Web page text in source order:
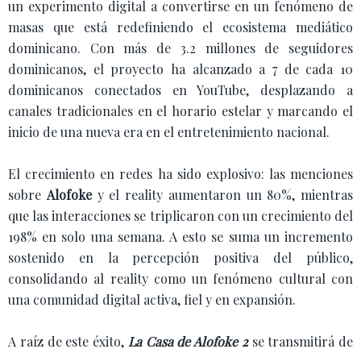
un experimento digital a convertirse en un fenómeno de
masas que está redefiniendo el ecosistema mediático
dominicano. Con más de 3.2 millones de seguidores
dominicanos, el proyecto ha alcanzado a 7 de cada 10
dominicanos conectados en YouTube, desplazando a
canales tradicionales en el horario estelar y marcando el
inicio de una nueva era en el entretenimiento nacional.
El crecimiento en redes ha sido explosivo: las menciones
sobre Alofokey el reality aumentaron un 80%, mientras
que las interacciones se triplicaron con un crecimiento del
198% en solo una semana. A esto se suma un incremento
sostenido en la percepción positiva del público,
consolidando al reality como un fenómeno cultural con
una comunidad digital activa, fiel y en expansión.
A raíz de este éxito, La Casa de Alofoke 2se transmitirá de